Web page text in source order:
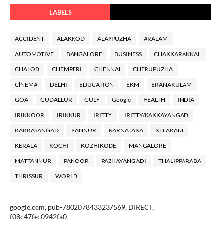
LABELS
ACCIDENT ALAKKOD ALAPPUZHA ARALAM
AUTOMOTIVE BANGALORE BUSINESS CHAKKARAKKAL
CHALOD CHEMPERI CHENNAl CHERUPUZHA
ClNEMA DELHI EDUCATION EKM ERANAKULAM
GOA GUDALLUR GULF Google HEALTH INDIA
IRIKKOOR IRIKKUR IRITTY IRITTY/KAKKAYANGAD
KAKKAYANGAD KANNUR KARNATAKA KELAKAM
KERALA KOCHI KOZHIKODE MANGALORE
MATTANNUR PANOOR PAZHAYANGADI THALIPPARABA
THRISSUR WORLD
google.com, pub-7802078433237569, DIRECT,
f08c47fec0942fa0